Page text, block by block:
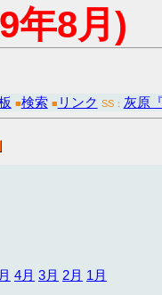
年8月)
■検索 ■ リンク SS： 灰原
4月 3月 2月 1月